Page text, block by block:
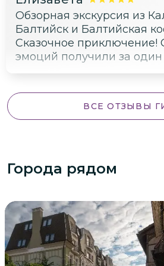
Обзорная экскурсия из
Балтийск и Балтийская
Сказочное приключение!
эмоций получили за один
ВСЕ ОТЗЫВЫ
Города рядом